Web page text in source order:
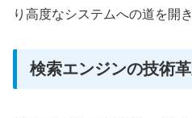
り高度なシステムへの道を開き
検索エンジンの技術